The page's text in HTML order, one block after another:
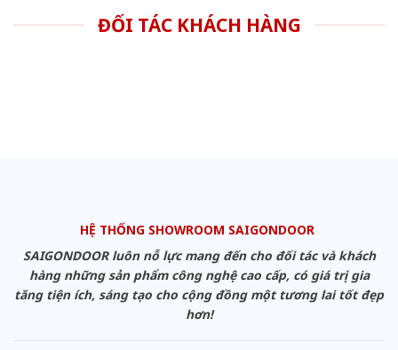
ĐỐI TÁC KHÁCH HÀNG
HỆ THỐNG SHOWROOM SAIGONDOOR
SAIGONDOOR luôn nỗ lực mang đến cho đối tác và khách
hàng những sản phẩm công nghệ cao cấp, có giá trị gia
tăng tiện ích, sáng tạo cho cộng đồng một tương lai tốt đẹp
hơn!